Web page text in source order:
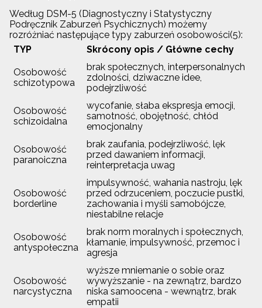
Według DSM-5 (Diagnostyczny i Statystyczny
Podręcznik Zaburzeń Psychicznych) możemy
rozróżniać następujące typy zaburzeń osobowości(5):
TYP
Skrócony opis / Główne cechy
Osobowość
schizotypowa
brak społecznych, interpersonalnych
zdolności, dziwaczne idee,
podejrzliwość
Osobowość
schizoidalna
wycofanie, słaba ekspresja emocji,
samotność, obojętność, chłód
emocjonalny
Osobowość
paranoiczna
brak zaufania, podejrzliwość, lęk
przed dawaniem informacji,
reinterpretacja uwag
Osobowość
borderline
impulsywność, wahania nastroju, lęk
przed odrzuceniem, poczucie pustki,
zachowania i myśli samobójcze,
niestabilne relacje
Osobowość
antyspołeczna
brak norm moralnych i społecznych,
kłamanie, impulsywność, przemoc i
agresja
Osobowość
narcystyczna
wyższe mniemanie o sobie oraz
wywyższanie - na zewnątrz, bardzo
niska samoocena - wewnątrz, brak
empatii